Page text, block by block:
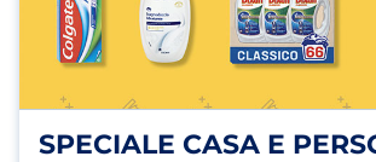
SPECIALE CASA E